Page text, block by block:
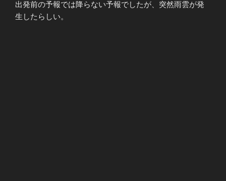
出発前の予報では降らない予報でしたが、突然雨雲が発
生したらしい。